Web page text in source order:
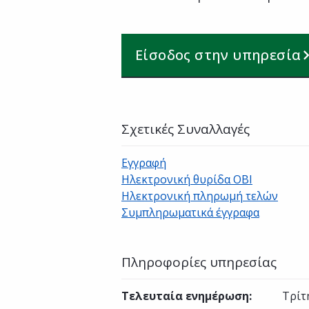
Είσοδος στην υπηρεσία
Σχετικές Συναλλαγές
Εγγραφή
Ηλεκτρονική θυρίδα ΟΒΙ
Ηλεκτρονική πληρωμή τελών
Συμπληρωματικά έγγραφα
Πληροφορίες υπηρεσίας
Τελευταία ενημέρωση: